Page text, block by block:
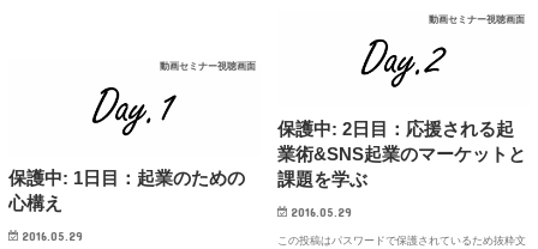
動画セミナー視聴画面
保護中: 2日目：応援される起
業術&SNS起業のマーケットと
課題を学ぶ
2016.05.29
この投稿はパスワードで保護されているため抜粋文
動画セミナー視聴画面
保護中: 1日目：起業のための
心構え
2016.05.29